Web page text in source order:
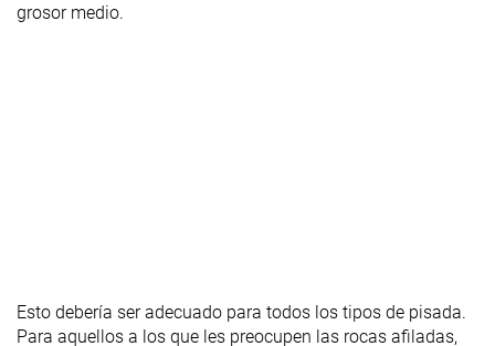
grosor medio.
Esto debería ser adecuado para todos los tipos de pisada.
Para aquellos a los que les preocupen las rocas afiladas,